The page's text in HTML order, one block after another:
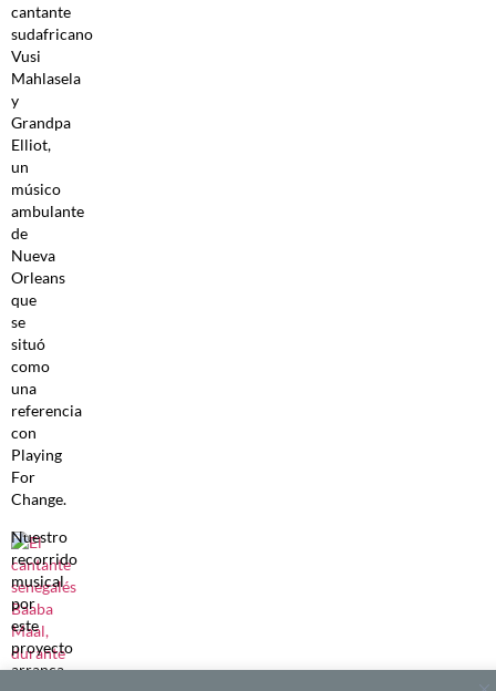
cantante
sudafricano
Vusi
Mahlasela
y
Grandpa
Elliot,
un
músico
ambulante
de
Nueva
Orleans
que
se
situó
como
una
referencia
con
Playing
For
Change.
Nuestro
recorrido
musical
por
este
proyecto
arranca